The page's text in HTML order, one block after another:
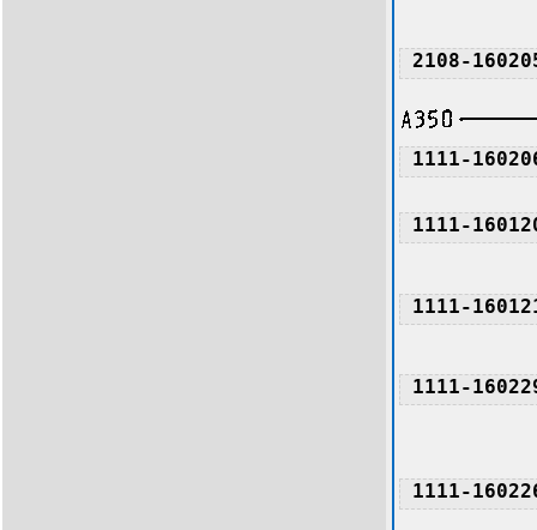
1111-
1111-
1111-
1111-
1111-
2108-